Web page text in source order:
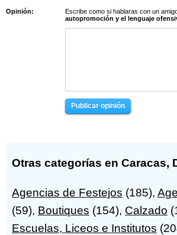
Opinión:
Escribe como si hablaras con un
autopromoción y el lenguaje
Publicar opinión
Otras categorías en Caracas,
Agencias de Festejos (185),
(59), Boutiques (154), Calzado
Escuelas, Liceos e Institutos